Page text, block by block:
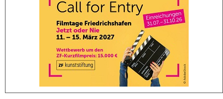
FESTIVALBERICHTE
Filmfest München – Neues deutsches Kino